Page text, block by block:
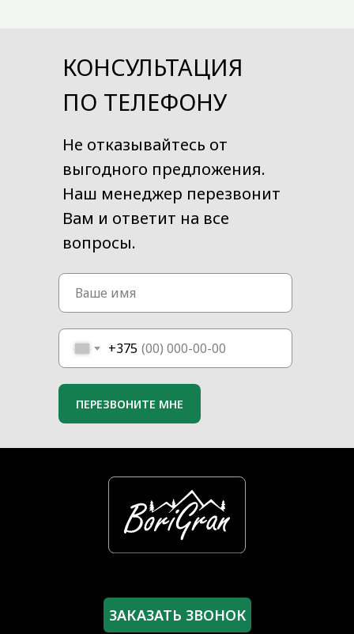
КОНСУЛЬТАЦИЯ
ПО ТЕЛЕФОНУ
Не отказывайтесь от
выгодного предложения.
Наш менеджер перезвонит
Вам и ответит на все
вопросы.
+375
ПЕРЕЗВОНИТЕ МНЕ
ЗАКАЗАТЬ ЗВОНОК